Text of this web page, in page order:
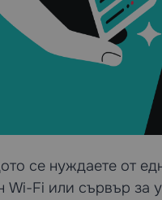
се нуждаете от
Wi-Fi или сървър за